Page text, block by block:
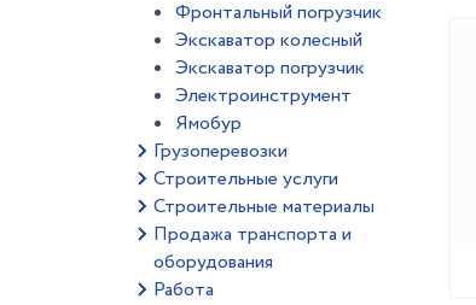
Фронтальный погрузчик
Экскаватор колесный
Экскаватор погрузчик
Электроинструмент
Ямобур
Грузоперевозки
Строительные услуги
Строительные материалы
Продажа транспорта и
оборудования
Работа